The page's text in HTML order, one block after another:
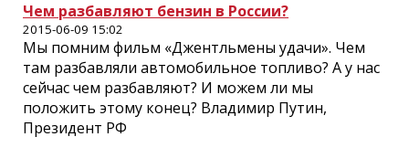
Чем разбавляют бензин в России?
2015-06-09 15:02
Мы помним фильм «Джентльмены удачи». Чем
там разбавляли автомобильное топливо? А у нас
сейчас чем разбавляют? И можем ли мы
положить этому конец? Владимир Путин,
Президент РФ